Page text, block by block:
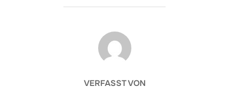
BEITRAGSAUTOR
VERFASST VON